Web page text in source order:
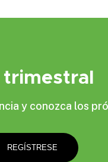
y conozca los